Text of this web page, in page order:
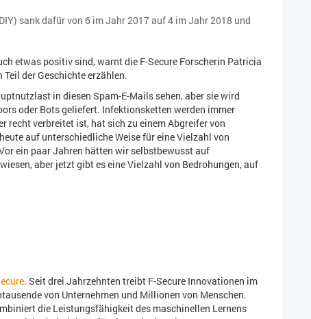
sank dafür von 6 im Jahr 2017 auf 4 im Jahr 2018 und
etwas positiv sind, warnt die F-Secure Forscherin Patricia
Teil der Geschichte erzählen.
in diesen Spam-E-Mails sehen, aber sie wird
oder Bots geliefert. Infektionsketten werden immer
recht verbreitet ist, hat sich zu einem Abgreifer von
auf unterschiedliche Weise für eine Vielzahl von
ein paar Jahren hätten wir selbstbewusst auf
aber jetzt gibt es eine Vielzahl von Bedrohungen, auf
. Seit drei Jahrzehnten treibt F-Secure Innovationen im
von Unternehmen und Millionen von Menschen.
die Leistungsfähigkeit des maschinellen Lernens